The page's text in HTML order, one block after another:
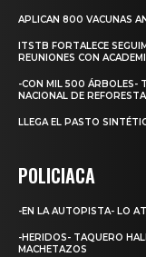
APLICAN 800 VACUNAS
ITSTB FORTALECE
REUNIONES CON
-CON MIL 500 ÁRBOLES-
NACIONAL DE
LLEGA EL PASTO
POLICIACA
-EN LA AUTOPISTA- LO
-HERIDOS- TAQUERO
MACHETAZOS